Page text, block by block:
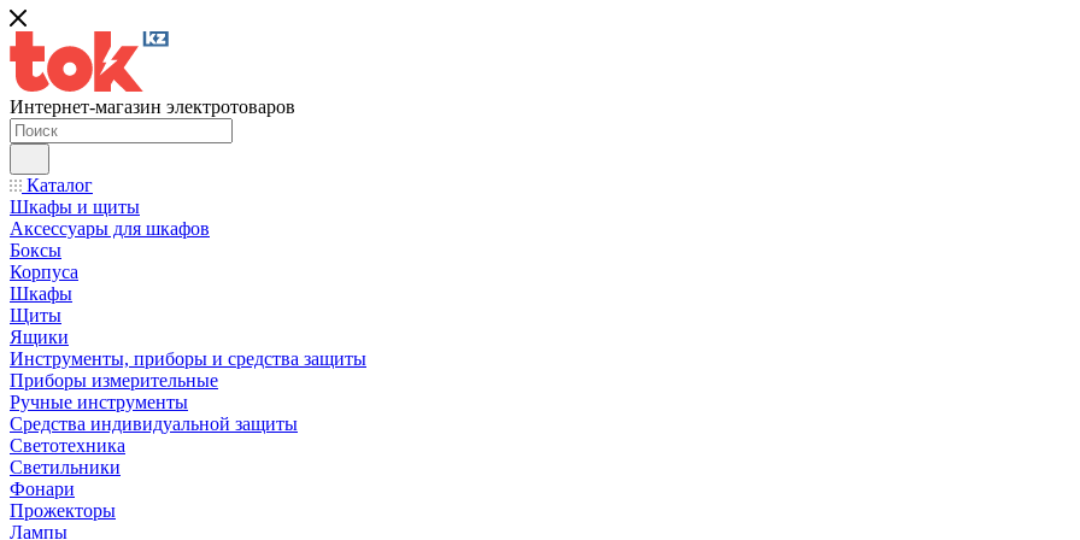
Интернет-магазин электротоваров
Каталог
Шкафы и щиты
Аксессуары для шкафов
Боксы
Корпуса
Шкафы
Щиты
Ящики
Инструменты, приборы и средства защиты
Приборы измерительные
Ручные инструменты
Средства индивидуальной защиты
Светотехника
Светильники
Фонари
Прожекторы
Лампы